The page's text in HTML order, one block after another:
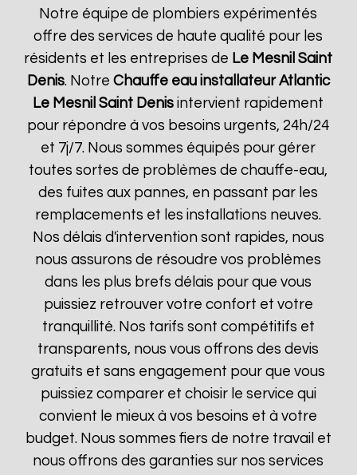
Notre équipe de plombiers expérimentés
offre des services de haute qualité pour les
résidents et les entreprises de Le Mesnil Saint
Denis. Notre Chauffe eau installateur Atlantic
Le Mesnil Saint Denis intervient rapidement
pour répondre à vos besoins urgents, 24h/24
et 7j/7. Nous sommes équipés pour gérer
toutes sortes de problèmes de chauffe-eau,
des fuites aux pannes, en passant par les
remplacements et les installations neuves.
Nos délais d'intervention sont rapides, nous
nous assurons de résoudre vos problèmes
dans les plus brefs délais pour que vous
puissiez retrouver votre confort et votre
tranquillité. Nos tarifs sont compétitifs et
transparents, nous vous offrons des devis
gratuits et sans engagement pour que vous
puissiez comparer et choisir le service qui
convient le mieux à vos besoins et à votre
budget. Nous sommes fiers de notre travail et
nous offrons des garanties sur nos services